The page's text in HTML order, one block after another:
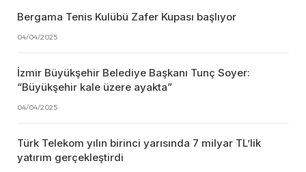
Bergama Tenis Kulübü Zafer Kupası başlıyor
04/04/2025
İzmir Büyükşehir Belediye Başkanı Tunç Soyer:
“Büyükşehir kale üzere ayakta”
04/04/2025
Türk Telekom yılın birinci yarısında 7 milyar TL’lik
yatırım gerçekleştirdi